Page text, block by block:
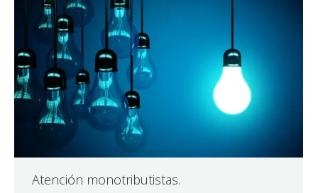
Atención monotributistas.